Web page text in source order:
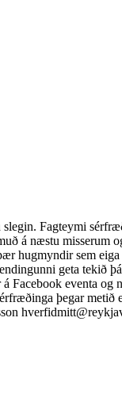
Fagteymi
á næstu misserum
hugmyndir sem
geta tekið
Facebook eventa og
þegar metið